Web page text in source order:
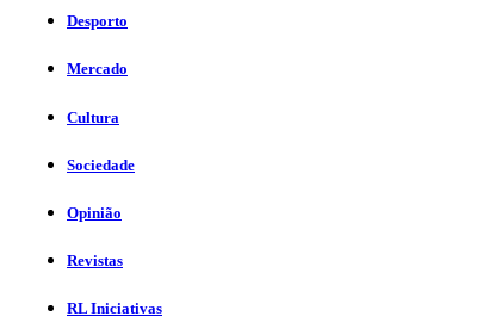
Desporto
Mercado
Cultura
Sociedade
Opinião
Revistas
RL Iniciativas